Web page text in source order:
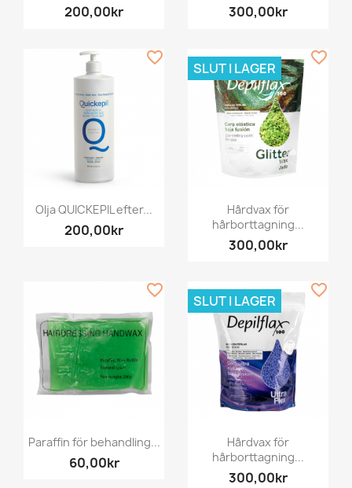
200,00kr 300,00kr
Olja QUICKEPIL efter...
200,00kr
favorite_border
Hårdvax för
hårborttagning...
300,00kr
SLUT I LAGER
favorite_border
Paraffin för behandling...
60,00kr
favorite_border
Hårdvax för
hårborttagning...
300,00kr
SLUT I LAGER
favorite_border